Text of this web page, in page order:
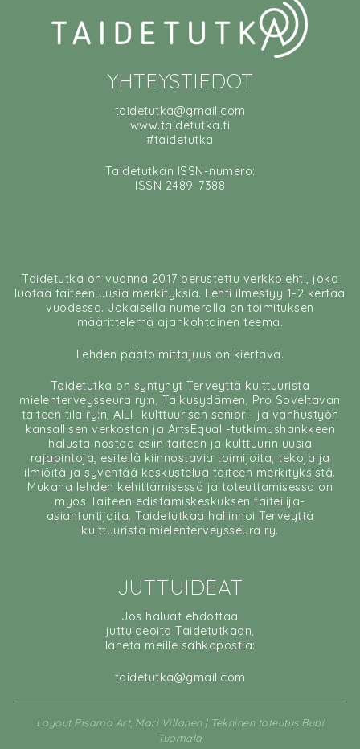
YHTEYSTIEDOT
taidetutka@gmail.com
www.taidetutka.fi
#taidetutka
Taidetutkan ISSN-numero:
ISSN 2489-7388
Taidetutka on vuonna 2017 perustettu verkkolehti, joka
luotaa taiteen uusia merkityksiä. Lehti ilmestyy 1-2 kertaa
vuodessa. Jokaisella numerolla on toimituksen
määrittelemä ajankohtainen teema.
Lehden päätoimittajuus on kiertävä.
Taidetutka on syntynyt Terveyttä kulttuurista
mielenterveysseura ry:n, Taikusydämen, Pro Soveltavan
taiteen tila ry:n, AILI- kulttuurisen seniori- ja vanhustyön
kansallisen verkoston ja ArtsEqual -tutkimushankkeen
halusta nostaa esiin taiteen ja kulttuurin uusia
rajapintoja, esitellä kiinnostavia toimijoita, tekoja ja
ilmiöitä ja syventää keskustelua taiteen merkityksistä.
Mukana lehden kehittämisessä ja toteuttamisessa on
myös Taiteen edistämiskeskuksen taiteilija-
asiantuntijoita. Taidetutkaa hallinnoi Terveyttä
kulttuurista mielenterveysseura ry.
JUTTUIDEAT
Jos haluat ehdottaa
juttuideoita Taidetutkaan,
lähetä meille sähköpostia:
taidetutka@gmail.com
Layout Pisama Art, Mari Villanen | Tekninen toteutus Bubi
Tuomala